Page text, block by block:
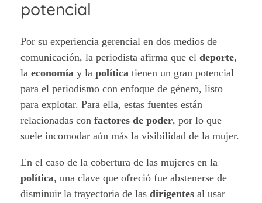
potencial
Por su experiencia gerencial en dos medios de
comunicación, la periodista afirma que el deporte,
la economía y la política tienen un gran potencial
para el periodismo con enfoque de género, listo
para explotar. Para ella, estas fuentes están
relacionadas con factores de poder, por lo que
suele incomodar aún más la visibilidad de la mujer.
En el caso de la cobertura de las mujeres en la
política, una clave que ofreció fue abstenerse de
disminuir la trayectoria de las dirigentes al usar